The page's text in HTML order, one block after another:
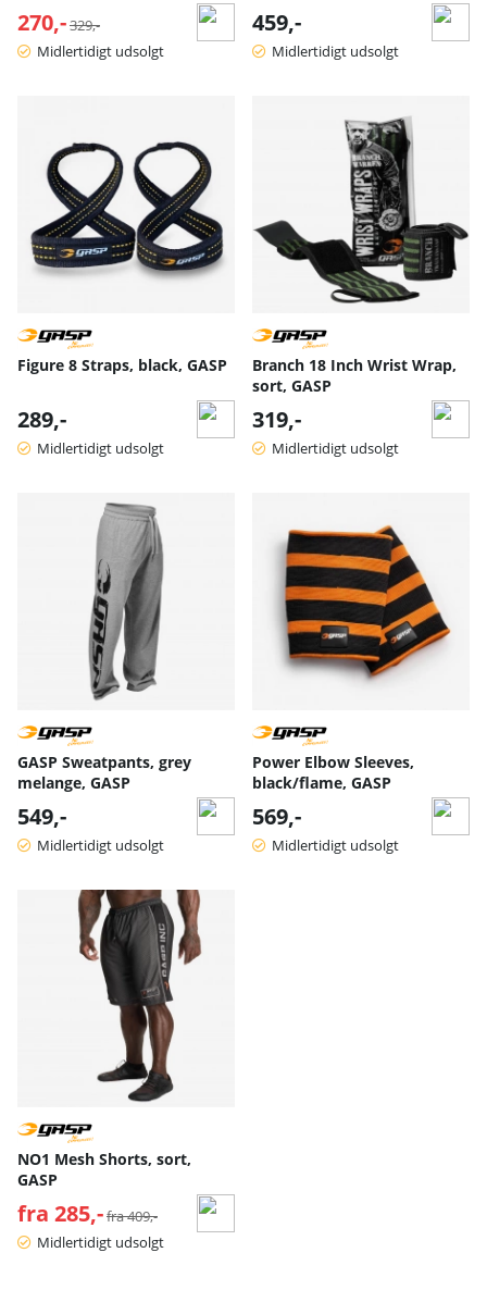
270,- Normalpris:
329,-
Midlertidigt udsolgt
459,-
Midlertidigt udsolgt
Figure 8 Straps, black, GASP
289,-
Midlertidigt udsolgt
Branch 18 Inch Wrist Wrap,
sort, GASP
319,-
Midlertidigt udsolgt
GASP Sweatpants, grey
melange, GASP
549,-
Midlertidigt udsolgt
Power Elbow Sleeves,
black/flame, GASP
569,-
Midlertidigt udsolgt
NO1 Mesh Shorts, sort,
GASP
fra 285,- Normalpris:
fra 409,-
Midlertidigt udsolgt